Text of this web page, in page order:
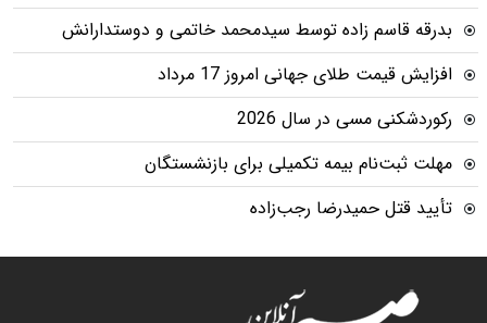
بدرقه قاسم زاده توسط سیدمحمد خاتمی و دوستدارانش
افزایش قیمت طلای جهانی امروز 17 مرداد
رکوردشکنی مسی در سال 2026
مهلت ثبت‌نام بیمه تکمیلی برای بازنشستگان
تأیید قتل حمیدرضا رجب‌زاده